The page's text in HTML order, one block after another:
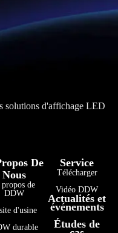
solutions d'affichage LED
De
Nous
de
DDW
d'usine
durable
Service
Télécharger
Vidéo DDW
Actualités et
événements
Études de
فارسی